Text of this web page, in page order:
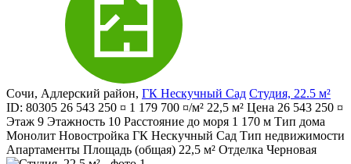
Сочи, Адлерский район, ГК Нескучный Сад Студия, 22.5 м²
ID: 80305 26 543 250 ¤ 1 179 700 ¤/м² 22,5 м² Цена 26 543 250 ¤
Этаж 9 Этажность 10 Расстояние до моря 1 170 м Тип дома
Монолит Новостройка ГК Нескучный Сад Тип недвижимости
Апартаменты Площадь (общая) 22,5 м² Отделка Черновая